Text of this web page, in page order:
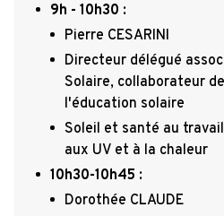
9h - 10h30 :
Pierre CESARINI
Directeur délégué
Solaire, collaborateur
l'éducation solaire
Soleil et santé au
aux UV et à la chaleur
10h30-10h45 :
Dorothée CLAUDE